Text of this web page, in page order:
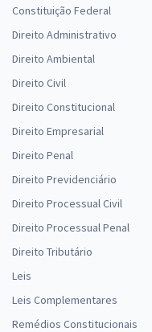
Constituição Federal
Direito Administrativo
Direito Ambiental
Direito Civil
Direito Constitucional
Direito Empresarial
Direito Penal
Direito Previdenciário
Direito Processual Civil
Direito Processual Penal
Direito Tributário
Leis
Leis Complementares
Remédios Constitucionais